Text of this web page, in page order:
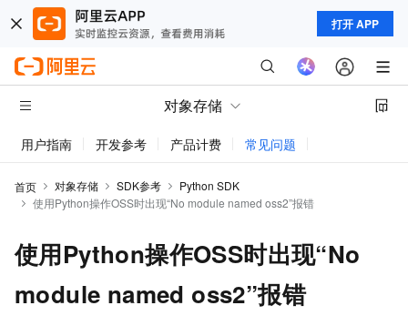
打开 APP
对象存储
用户指南 开发参考 产品计费 常见问题
首页 对象存储 SDK参考
Python SDK
使用Python操作OSS时出现“No module named oss2”报错
使用Python操作OSS时出现“No
module named oss2”报错